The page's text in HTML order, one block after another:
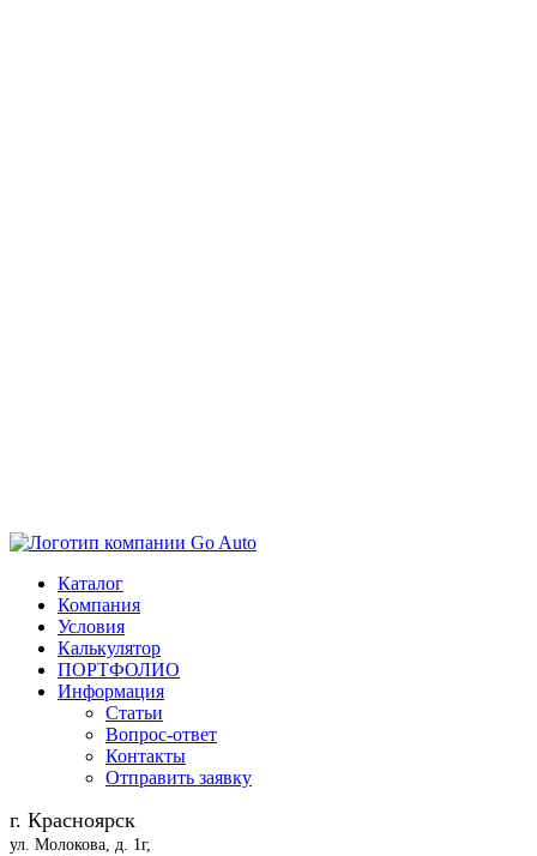
Каталог
Компания
Условия
Калькулятор
ПОРТФОЛИО
Информация
Статьи
Вопрос-ответ
Контакты
Отправить заявку
г. Красноярск
ул. Молокова, д. 1г,